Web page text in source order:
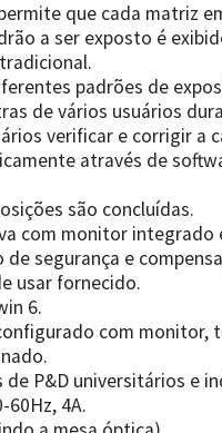
que cada matriz
a ser exposto é
padrões de
de vários usuários
verificar e corrigir a
através de
são concluídas.
com monitor
segurança e
usar fornecido.
6.
com monitor,
P&D universitários e
60Hz, 4A.